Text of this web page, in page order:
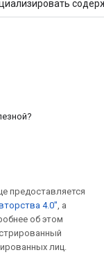
предоставляется
4.0" , а
об этом
лиц.